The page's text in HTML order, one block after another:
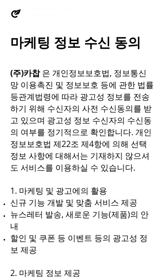
마케팅 정보 수신 동의
(주)카찹은 개인정보보호법, 정보통신
망 이용촉진 및 정보보호 등에 관한 법률
등관계법령에 따라 광고성 정보를 전송
하기 위해 수신자의 사전 수신동의를 받
고 있으며 광고성 정보 수신자의 수신동
의 여부를 정기적으로 확인합니다. 개인
정보보호법 제22조 제4항에 의해 선택
정보 사항에 대해서는 기재하지 않으셔
도 서비스를 이용하실 수 있습니다.
1. 마케팅 및 광고에의 활용
신규 기능 개발 및 맞춤 서비스 제공
뉴스레터 발송, 새로운 기능(제품)의 안
내
할인 및 쿠폰 등 이벤트 등의 광고성 정
보 제공
2. 마케팅 정보 제공